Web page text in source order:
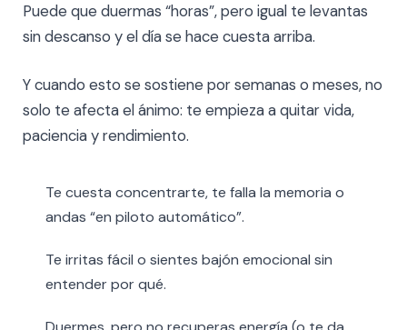
Puede que duermas “horas”, pero igual te levantas
sin descanso y el día se hace cuesta arriba.
Y cuando esto se sostiene por semanas o meses, no
solo te afecta el ánimo: te empieza a quitar vida,
paciencia y rendimiento.
Te cuesta concentrarte, te falla la memoria o
andas “en piloto automático”.
Te irritas fácil o sientes bajón emocional sin
entender por qué.